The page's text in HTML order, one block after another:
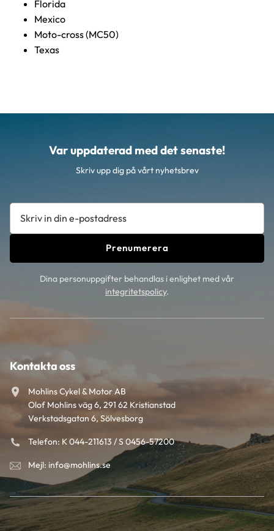
Florida
Mexico
Moto-cross (MC50)
Texas
Var uppdaterad med det senaste!
Skriv upp dig på vårt nyhetsbrev
Prenumerera
Dina personuppgifter behandlas i enlighet med vår
integritetspolicy.
Kontakta oss
Mohlins Cykel & Motor AB
Olof Mohlins väg 6, 291 62 Kristianstad
Verkstadsgatan 6, Sölvesborg
Telefon: K 044-211613 / S 0456-57200
Mejl: info@mohlins.se